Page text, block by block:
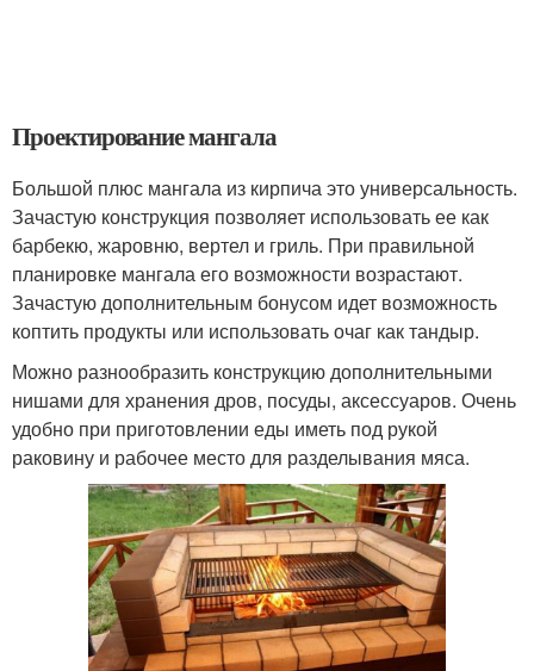
Проектирование мангала
Большой плюс мангала из кирпича это универсальность.
Зачастую конструкция позволяет использовать ее как
барбекю, жаровню, вертел и гриль. При правильной
планировке мангала его возможности возрастают.
Зачастую дополнительным бонусом идет возможность
коптить продукты или использовать очаг как тандыр.
Можно разнообразить конструкцию дополнительными
нишами для хранения дров, посуды, аксессуаров. Очень
удобно при приготовлении еды иметь под рукой
раковину и рабочее место для разделывания мяса.